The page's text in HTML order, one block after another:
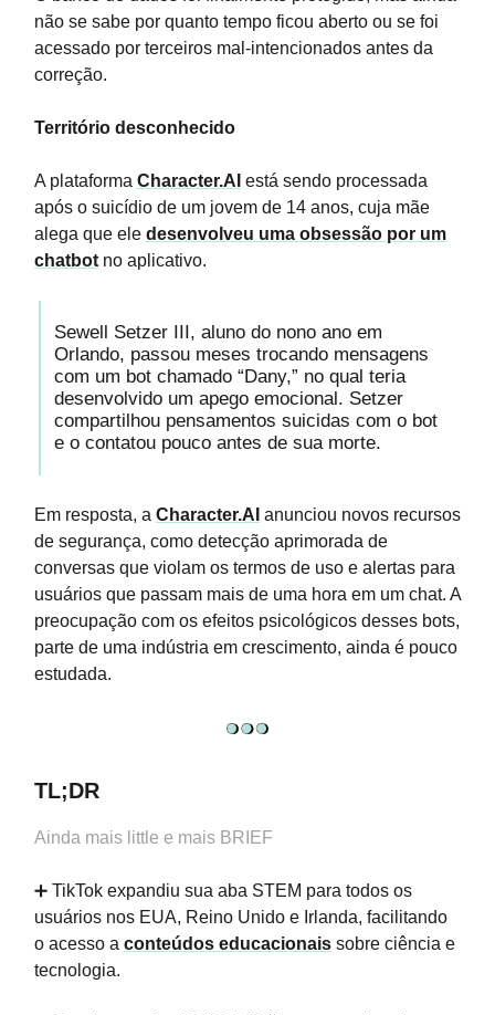
não se sabe por quanto tempo ficou aberto ou se foi
acessado por terceiros mal-intencionados antes da
correção.
Território desconhecido
A plataforma Character.AI está sendo processada
após o suicídio de um jovem de 14 anos, cuja mãe
alega que ele desenvolveu uma obsessão por um
chatbot no aplicativo.
Sewell Setzer III, aluno do nono ano em
Orlando, passou meses trocando mensagens
com um bot chamado “Dany,” no qual teria
desenvolvido um apego emocional. Setzer
compartilhou pensamentos suicidas com o bot
e o contatou pouco antes de sua morte.
Em resposta, a Character.AI anunciou novos recursos
de segurança, como detecção aprimorada de
conversas que violam os termos de uso e alertas para
usuários que passam mais de uma hora em um chat. A
preocupação com os efeitos psicológicos desses bots,
parte de uma indústria em crescimento, ainda é pouco
estudada.
TL;DR
Ainda mais little e mais BRIEF
➕ TikTok expandiu sua aba STEM para todos os
usuários nos EUA, Reino Unido e Irlanda, facilitando
o acesso a conteúdos educacionais sobre ciência e
tecnologia.